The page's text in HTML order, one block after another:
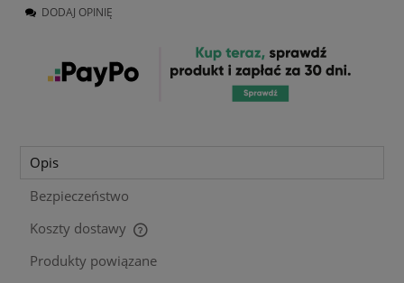
DODAJ OPINIĘ
Opis
Bezpieczeństwo
Koszty dostawy
Cena nie zawiera ewentualnych kosztów płatności
Produkty powiązane